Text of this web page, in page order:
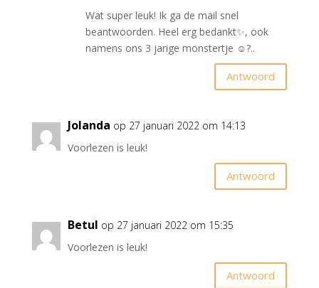
Wat super leuk! Ik ga de mail snel
beantwoorden. Heel erg bedankt✨, ook
namens ons 3 jarige monstertje ☺️?..
Antwoord
Jolanda op 27 januari 2022 om 14:13
Voorlezen is leuk!
Antwoord
Betul op 27 januari 2022 om 15:35
Voorlezen is leuk!
Antwoord